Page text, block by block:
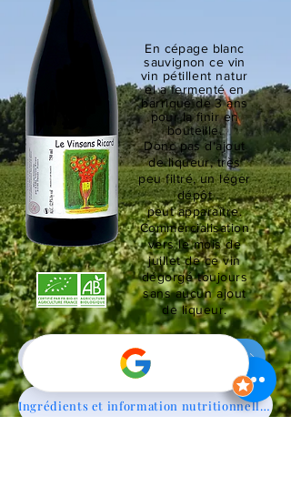
En cépage blanc
sauvignon ce vin
vin pétillent natur
ela fermenté en
barrique de 3 ans
pour la finir en
bouteille.
Donc pasd'ajout
de liqueur, très
peu filtré, un léger
dépôt
peutapparaître.
Commercialisation
vers le mois de
juillet de ce vin
dégorgé toujours
sans aucun ajout
de liqueur.
Fiche Produit
Ingrédients et information nutritionnelles